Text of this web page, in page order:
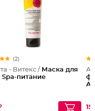
(2)
- Витекс / Маска для
Spa-питание